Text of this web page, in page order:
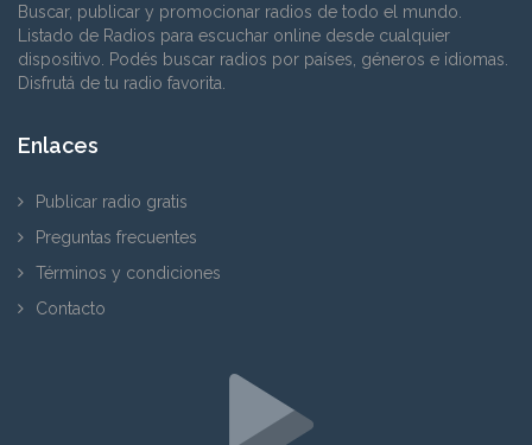
Buscar, publicar y promocionar radios de todo el mundo.
Listado de Radios para escuchar online desde cualquier
dispositivo. Podés buscar radios por países, géneros e idiomas.
Disfrutá de tu radio favorita.
Enlaces
Publicar radio gratis
Preguntas frecuentes
Términos y condiciones
Contacto